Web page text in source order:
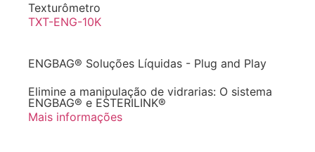
Texturômetro
TXT-ENG-10K
ENGBAG® Soluções Líquidas - Plug and Play
Elimine a manipulação de vidrarias: O sistema
ENGBAG® e ESTERILINK®
Mais informações